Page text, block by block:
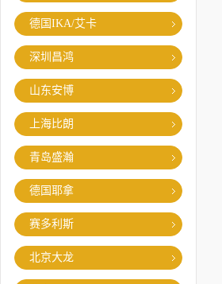
德国IKA/艾卡
深圳昌鸿
山东安博
上海比朗
青岛盛瀚
德国耶拿
赛多利斯
北京大龙